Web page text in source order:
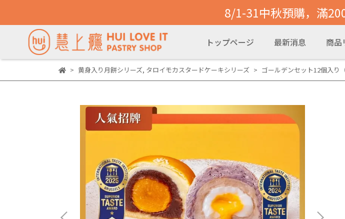
8/1-31中秋預購，滿
トップページ 最新消息 商品
黄身入り月餅シリーズ, タロイモカスタードケーキシリーズ ゴールデンセット12個入り